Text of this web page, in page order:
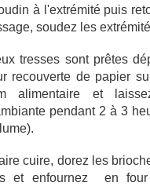
à l'extrémité puis
soudez les
tresses sont prêtes
recouverte de papier
alimentaire et
pendant 2 à 3
cuire, dorez les
et enfournez en